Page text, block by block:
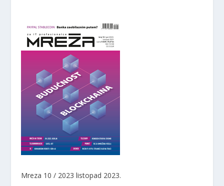
Mreza 10 / 2023listopad 2023.